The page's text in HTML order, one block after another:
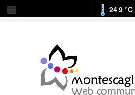
24.9 °C